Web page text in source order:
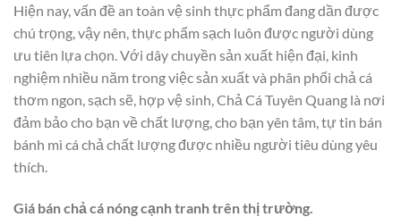
Hiện nay, vấn đề an toàn vệ sinh thực phẩm đang dần được
chú trọng, vậy nên, thực phẩm sạch luôn được người dùng
ưu tiên lựa chọn. Với dây chuyền sản xuất hiện đại, kinh
nghiệm nhiều năm trong việc sản xuất và phân phối chả cá
thơm ngon, sạch sẽ, hợp vệ sinh, Chả Cá Tuyên Quang là nơi
đảm bảo cho bạn về chất lượng, cho bạn yên tâm, tự tin bán
bánh mì cá chả chất lượng được nhiều người tiêu dùng yêu
thích.
Giá bán chả cá nóng cạnh tranh trên thị trường.